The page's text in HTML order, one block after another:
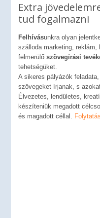
Extra
tud fogalmazni
Felhívásunkra olyan
szálloda marketing,
felmerülőszövegírási
tehetségüket.
A sikeres pályázók
szövegeket írjanak, s
Élvezetes, lendületes,
készíteniük megadott
és magadott céllal.